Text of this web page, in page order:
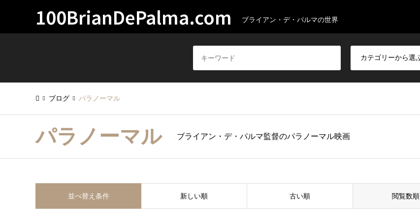
100BrianDePalma.com ブライアン・デ・パルマの世界
ブログ パラノーマル
パラノーマル ブライアン・デ・パルマ監督のパラノーマル映画
並べ替え条件 新しい順 古い順 閲覧数順